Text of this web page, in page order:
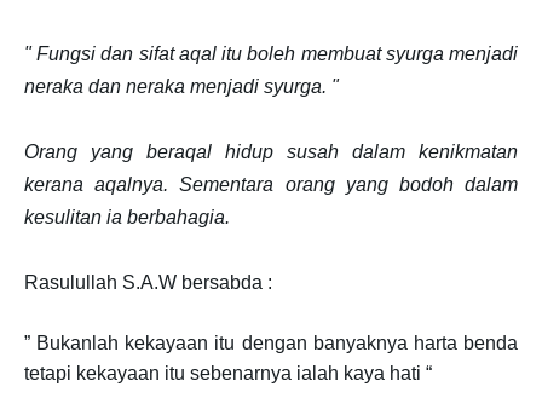
" Fungsi dan sifat aqal itu boleh membuat syurga menjadi
neraka dan neraka menjadi syurga. "
Orang yang beraqal hidup susah dalam kenikmatan
kerana aqalnya. Sementara orang yang bodoh dalam
kesulitan ia berbahagia.
Rasulullah S.A.W bersabda :
” Bukanlah kekayaan itu dengan banyaknya harta benda
tetapi kekayaan itu sebenarnya ialah kaya hati “